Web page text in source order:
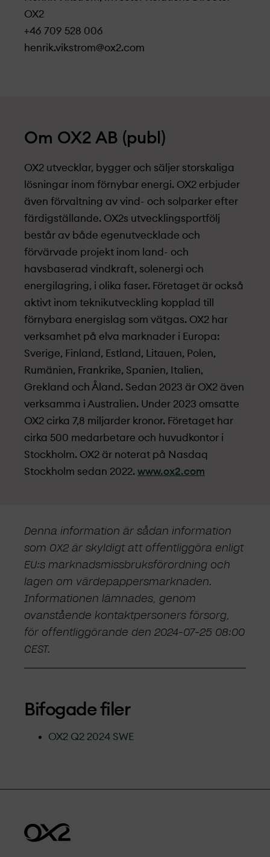
OX2
+46 709 528 006
henrik.vikstrom@ox2.com
Om OX2 AB (publ)
OX2 utvecklar, bygger och säljer storskaliga
lösningar inom förnybar energi. OX2 erbjuder
även förvaltning av vind- och solparker efter
färdigställande. OX2s utvecklingsportfölj
består av både egenutvecklade och
förvärvade projekt­ inom land- och
havsbaserad vindkraft, solenergi och
energilagring, i olika faser. Företaget är också
aktivt inom teknikutveckling kopplad till
förnybara energislag som vätgas. OX2 har
verksamhet på elva marknader i Europa:
Sverige, Finland, Estland, Litauen, Polen,
Rumänien, Frankrike, Spanien, Italien,
Grekland och Åland. Sedan 2023 är OX2 även
verksamma i Australien. Under 2023 omsatte
OX2 cirka 7,8 miljarder kronor. Företaget har
cirka 500 medarbetare och huvudkontor i
Stockholm. OX2 är noterat på Nasdaq
Stockholm sedan 2022. www.ox2.com
Denna information är sådan information
som OX2 är skyldigt att offentliggöra enligt
EU:s marknads­missbruksförordning och
lagen om värdepappersmarknaden.
Informationen lämnades, genom
ovanstående kontaktpersoners försorg,
för offentliggörande den 2024-07-25 08:00
CEST.
Bifogade filer
OX2 Q2 2024 SWE